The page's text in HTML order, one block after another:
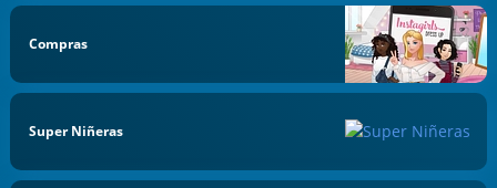
Compras
Super Niñeras